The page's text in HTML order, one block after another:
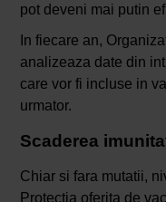
pot deveni mai putin
In fiecare an,
analizeaza date din
care vor fi incluse in
urmator.
Scaderea
Chiar si fara mutatii,
Protectia oferita de